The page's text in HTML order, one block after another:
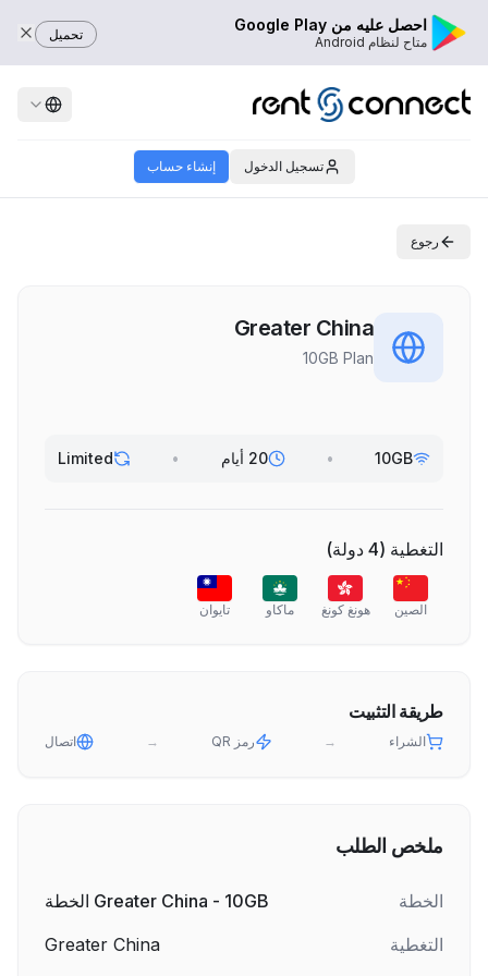
احصل عليه من Google Play
متاح لنظام Android تحميل
تسجيل الدخول إنشاء حساب
رجوع
Greater China
10GB Plan
10GB
• 20 أيام •
Limited
التغطية (
4 دولة)
الصين هونغ كونغ ماكاو تايوان
طريقة التثبيت
الشراء → رمز QR → اتصال
ملخص الطلب
الخطة
Greater China - 10GB الخطة
التغطية
Greater China